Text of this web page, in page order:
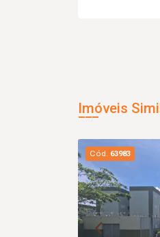
Imóveis
Cód. 63983